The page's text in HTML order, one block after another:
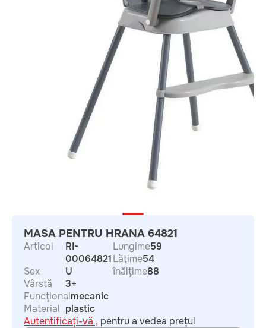
MASA PENTRU HRANA 64821
Articol
RI-
00064821
Sex
U
Vârstă
3+
Funcţionalmecanic
Material plastic
Lungime59
Lăţime54
înălţime88
Autentificați-vă , pentru a vedea prețul